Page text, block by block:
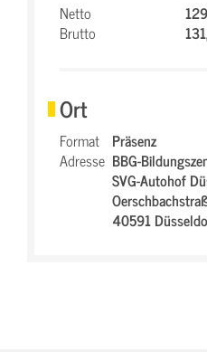
Netto
Brutto
Ort
Format Präsenz
Adresse BBG-
SVG-Autohof
40591